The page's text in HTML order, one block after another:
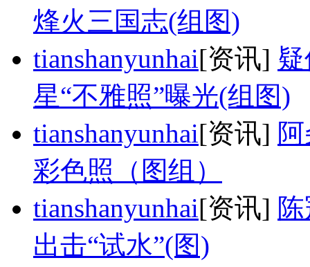
烽火三国志(组图)
tianshanyunhai[资讯]
星“不雅照”曝光(组图)
tianshanyunhai[资讯]
彩色照（图组）
tianshanyunhai[资讯]
出击“试水”(图)